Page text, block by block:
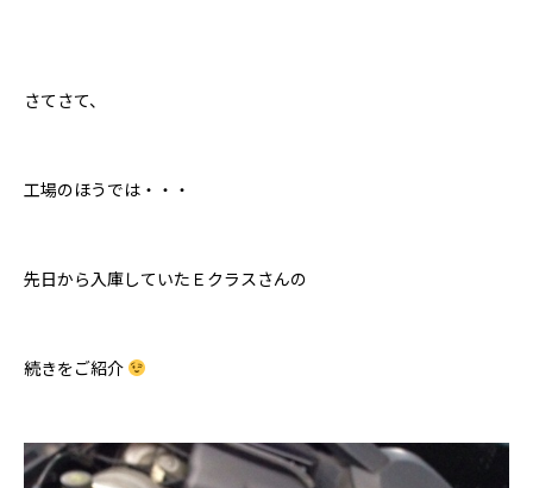
さてさて、
工場のほうでは・・・
先日から入庫していたＥクラスさんの
続きをご紹介